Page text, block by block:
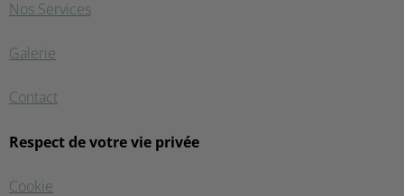
Nos Services
Galerie
Contact
Respect de votre vie privée
Cookie